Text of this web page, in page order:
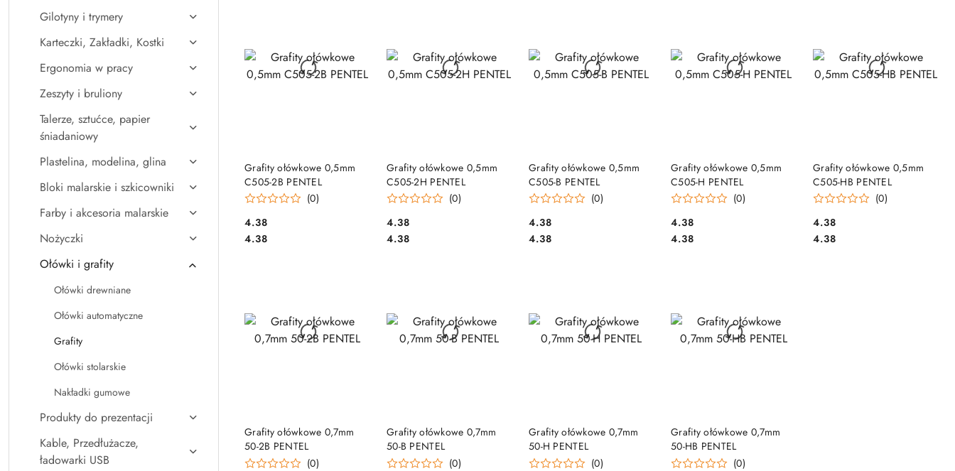
Gilotyny i trymery
Karteczki, Zakładki, Kostki
Ergonomia w pracy
Zeszyty i bruliony
Talerze, sztućce, papier
śniadaniowy
Plastelina, modelina, glina
Bloki malarskie i szkicowniki
Farby i akcesoria malarskie
Nożyczki
Ołówki i grafity
Ołówki drewniane
Ołówki automatyczne
Grafity
Ołówki stolarskie
Nakładki gumowe
Produkty do prezentacji
Kable, Przedłużacze,
ładowarki USB
Grafity ołówkowe 0,5mm
C505-2B PENTEL
(0)
Cena:
4.38
Cena:
4.38
DO KOSZYKA
Grafity ołówkowe 0,5mm
C505-2H PENTEL
(0)
Cena:
4.38
Cena:
4.38
DO KOSZYKA
Grafity ołówkowe 0,5mm
C505-B PENTEL
(0)
Cena:
4.38
Cena:
4.38
DO KOSZYKA
Grafity ołówkowe 0,5mm
C505-H PENTEL
(0)
Cena:
4.38
Cena:
4.38
DO KOSZYKA
Grafity ołówkowe 0,5mm
C505-HB PENTEL
(0)
Cena:
4.38
Cena:
4.38
DO KOSZYKA
Grafity ołówkowe 0,7mm
50-2B PENTEL
(0)
DO KOSZYKA
Grafity ołówkowe 0,7mm
50-B PENTEL
(0)
DO KOSZYKA
Grafity ołówkowe 0,7mm
50-H PENTEL
(0)
DO KOSZYKA
Grafity ołówkowe 0,7mm
50-HB PENTEL
(0)
DO KOSZYKA